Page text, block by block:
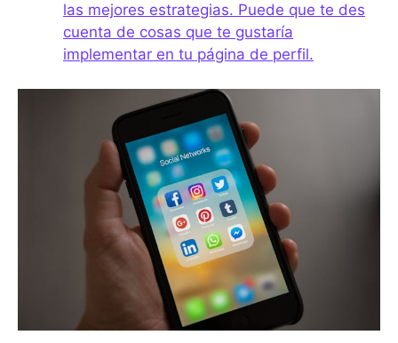
las mejores estrategias. Puede que te des
cuenta de cosas que te gustaría
implementar en tu página de perfil.